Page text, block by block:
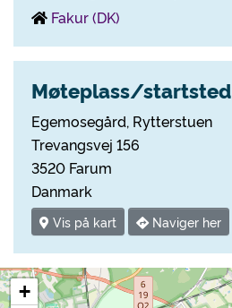
Fakur (DK)
Møteplass/startsted
Egemosegård, Rytterstuen
Trevangsvej 156
3520 Farum
Danmark
Vis på kart Naviger her
+